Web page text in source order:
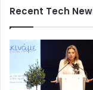
Recent Tech